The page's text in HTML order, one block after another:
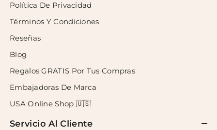
Política De Privacidad
Términos Y Condiciones
Reseñas
Blog
Regalos GRATIS Por Tus Compras
Embajadoras De Marca
USA Online Shop 🇺🇸
Servicio Al Cliente